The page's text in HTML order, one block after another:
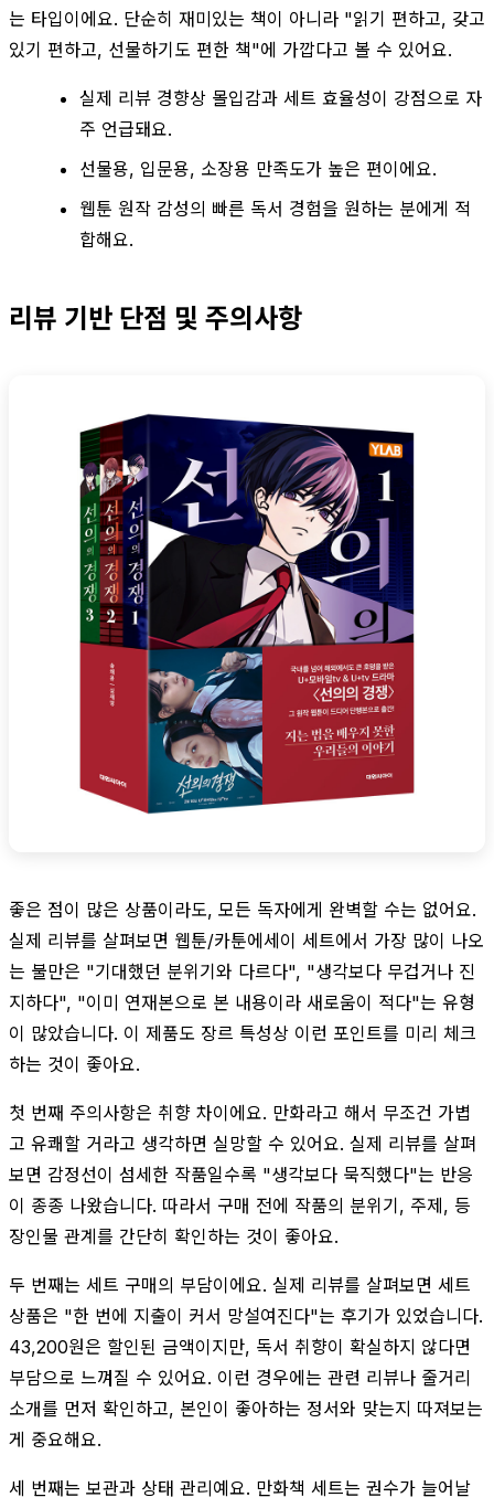
는 타입이에요. 단순히 재미있는 책이 아니라 "읽기 편하고, 갖고
있기 편하고, 선물하기도 편한 책"에 가깝다고 볼 수 있어요.
실제 리뷰 경향상 몰입감과 세트 효율성이 강점으로 자
주 언급돼요.
선물용, 입문용, 소장용 만족도가 높은 편이에요.
웹툰 원작 감성의 빠른 독서 경험을 원하는 분에게 적
합해요.
리뷰 기반 단점 및 주의사항
좋은 점이 많은 상품이라도, 모든 독자에게 완벽할 수는 없어요.
실제 리뷰를 살펴보면 웹툰/카툰에세이 세트에서 가장 많이 나오
는 불만은 "기대했던 분위기와 다르다", "생각보다 무겁거나 진
지하다", "이미 연재본으로 본 내용이라 새로움이 적다"는 유형
이 많았습니다. 이 제품도 장르 특성상 이런 포인트를 미리 체크
하는 것이 좋아요.
첫 번째 주의사항은 취향 차이에요. 만화라고 해서 무조건 가볍
고 유쾌할 거라고 생각하면 실망할 수 있어요. 실제 리뷰를 살펴
보면 감정선이 섬세한 작품일수록 "생각보다 묵직했다"는 반응
이 종종 나왔습니다. 따라서 구매 전에 작품의 분위기, 주제, 등
장인물 관계를 간단히 확인하는 것이 좋아요.
두 번째는 세트 구매의 부담이에요. 실제 리뷰를 살펴보면 세트
상품은 "한 번에 지출이 커서 망설여진다"는 후기가 있었습니다.
43,200원은 할인된 금액이지만, 독서 취향이 확실하지 않다면
부담으로 느껴질 수 있어요. 이런 경우에는 관련 리뷰나 줄거리
소개를 먼저 확인하고, 본인이 좋아하는 정서와 맞는지 따져보는
게 중요해요.
세 번째는 보관과 상태 관리예요. 만화책 세트는 권수가 늘어날